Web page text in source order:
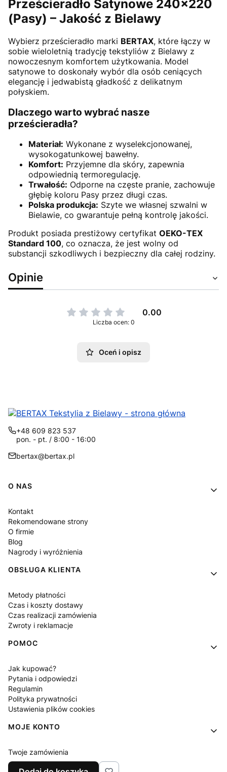
Prześcieradło Satynowe 240x220
(Pasy) – Jakość z Bielawy
Wybierz prześcieradło marki BERTAX, które łączy w
sobie wieloletnią tradycję tekstyliów z Bielawy z
nowoczesnym komfortem użytkowania. Model
satynowe to doskonały wybór dla osób ceniących
elegancję i jedwabistą gładkość z delikatnym
połyskiem.
Dlaczego warto wybrać nasze
prześcieradła?
Materiał: Wykonane z wyselekcjonowanej,
wysokogatunkowej bawełny.
Komfort: Przyjemne dla skóry, zapewnia
odpowiednią termoregulację.
Trwałość: Odporne na częste pranie, zachowuje
głębię koloru Pasy przez długi czas.
Polska produkcja: Szyte we własnej szwalni w
Bielawie, co gwarantuje pełną kontrolę jakości.
Produkt posiada prestiżowy certyfikat OEKO-TEX
Standard 100, co oznacza, że jest wolny od
substancji szkodliwych i bezpieczny dla całej rodziny.
Opinie
0.00
Liczba ocen: 0
Oceń i opisz
+48 609 823 537
pon. - pt. / 8:00 - 16:00
bertax@bertax.pl
Linki w stopce
O NAS
Kontakt
Rekomendowane strony
O firmie
Blog
Nagrody i wyróżnienia
OBSŁUGA KLIENTA
Metody płatności
Czas i koszty dostawy
Czas realizacji zamówienia
Zwroty i reklamacje
POMOC
Jak kupować?
Pytania i odpowiedzi
Regulamin
Polityka prywatności
Ustawienia plików cookies
MOJE KONTO
Twoje zamówienia
Ustawienia konta